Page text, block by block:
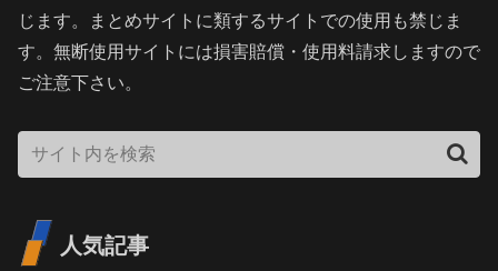
じます。まとめサイトに類するサイトでの使用も禁じま
す。無断使用サイトには損害賠償・使用料請求しますので
ご注意下さい。
人気記事